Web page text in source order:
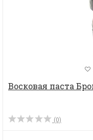
Восковая паста
(0)